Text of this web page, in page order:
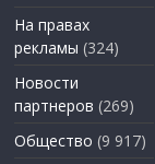
На правах
рекламы (324)
Новости
партнеров (269)
Общество (9 917)